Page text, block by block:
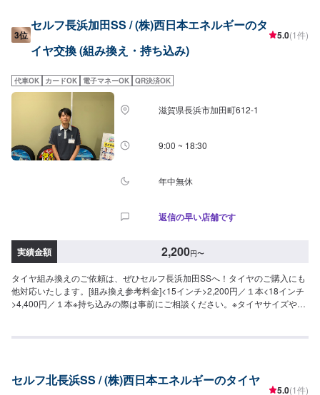
3位
セルフ長浜加田SS / (株)西日本エネルギーのタ
イヤ交換 (組み換え・持ち込み)
5.0(1件)
代車OK カードOK 電子マネーOK QR決済OK
滋賀県長浜市加田町612-1
9:00 ~ 18:30
年中無休
返信の早い店舗です
実績金額 2,200円〜
タイヤ組み換えのご依頼は、ぜひセルフ長浜加田SSへ！タイヤのご購入にも
他対応いたします。[組み換え参考料金]<15インチ>2,200円／１本<18インチ
>4,400円／１本※持ち込みの際は事前にご相談ください。※タイヤサイズや車
セルフ北長浜SS / (株)西日本エネルギーのタイヤ
5.0(1件)